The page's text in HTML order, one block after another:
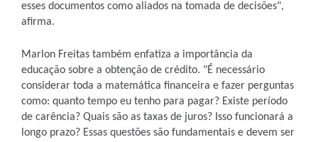
esses documentos como aliados na tomada de decisões",
afirma.
Marlon Freitas também enfatiza a importância da
educação sobre a obtenção de crédito. "É necessário
considerar toda a matemática financeira e fazer perguntas
como: quanto tempo eu tenho para pagar? Existe período
de carência? Quais são as taxas de juros? Isso funcionará a
longo prazo? Essas questões são fundamentais e devem ser